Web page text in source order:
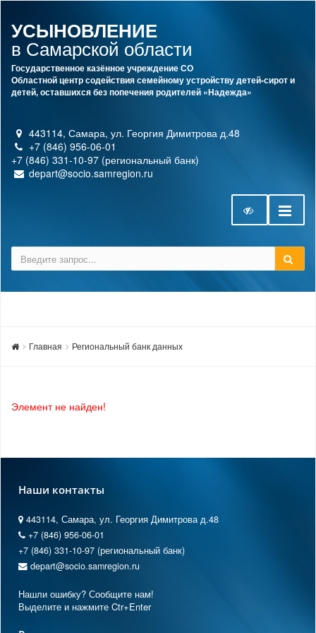
УСЫНОВЛЕНИЕ
в Самарской области
Государственное казённое учреждение СО
Областной центр содействия семейному устройству детей-сирот и
детей, оставшихся без попечения родителей «Надежда»
443114, Самара, ул. Георгия Димитрова д.48
+7 (846) 956-06-01
+7 (846) 331-10-97 (региональный банк)
depart@socio.samregion.ru
Главная Региональный банк данных
Элемент не найден!
Наши контакты
443114, Самара, ул. Георгия Димитрова д.48
+7 (846) 956-06-01
+7 (846) 331-10-97 (региональный банк)
depart@socio.samregion.ru
Нашли ошибку? Сообщите нам!
Выделите и нажмите Ctr+Enter